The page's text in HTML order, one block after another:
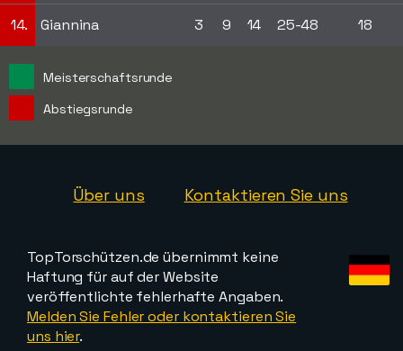
14. Giannina 3 9 14 25-48 18
Meisterschaftsrunde
Abstiegsrunde
Über uns Kontaktieren Sie uns
TopTorschützen.de übernimmt keine
Haftung für auf der Website
veröffentlichte fehlerhafte Angaben.
Melden Sie Fehler oder kontaktieren Sie
uns hier.